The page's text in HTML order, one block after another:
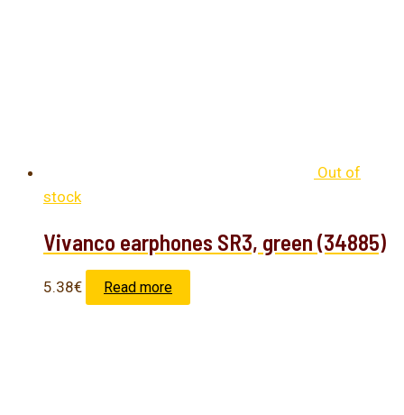
Out of
stock
Vivanco earphones SR3, green (34885)
5.38€ Read more